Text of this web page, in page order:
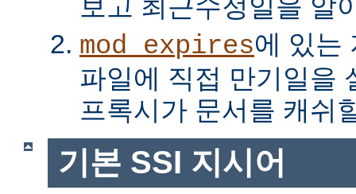
보고 최근수정일을 알
mod_expires에 있는
파일에 직접 만기일을
프록시가 문서를 캐쉬
기본 SSI 지시어